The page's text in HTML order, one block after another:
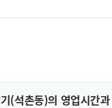
(석촌동)의 영업시간